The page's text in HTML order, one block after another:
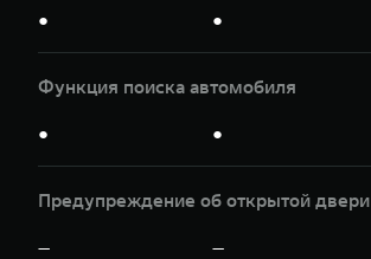
● ●
Функция поиска автомобиля
● ●
Предупреждение об открытой двери
— —